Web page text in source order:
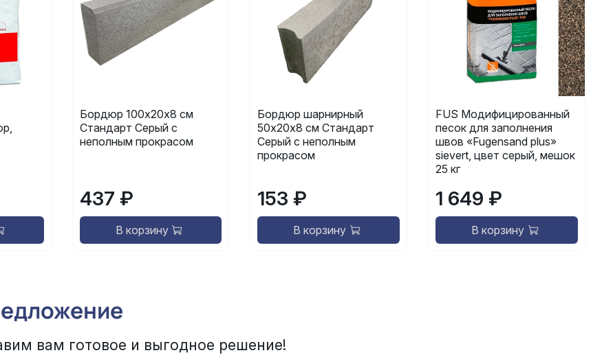
Бордюр 100х20х8 см
Стандарт Серый с
неполным прокрасом
437 ₽
В корзину
Бордюр шарнирный
50х20х8 см Стандарт
Серый с неполным
прокрасом
153 ₽
В корзину
FUS Модифицированный
песок для заполнения
швов «Fugensand plus»
sievert, цвет серый, мешок
25 кг
1 649 ₽
В корзину
вам готовое и выгодное решение!